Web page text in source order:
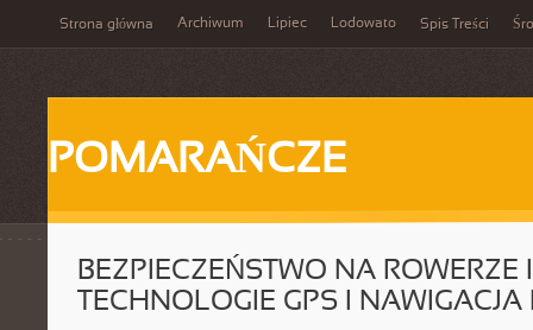
Strona główna Archiwum Lipiec Lodowato Spis Treści
POMARAŃCZE
BEZPIECZEŃSTWO NA ROWERZE I
TECHNOLOGIE GPS I